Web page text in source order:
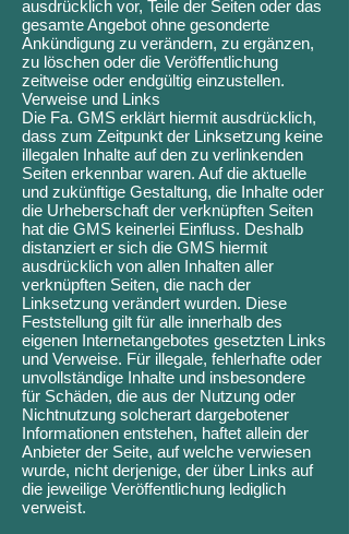
ausdrücklich vor, Teile der Seiten oder das
gesamte Angebot ohne gesonderte
Ankündigung zu verändern, zu ergänzen,
zu löschen oder die Veröffentlichung
zeitweise oder endgültig einzustellen.
Verweise und Links
Die Fa. GMS erklärt hiermit ausdrücklich,
dass zum Zeitpunkt der Linksetzung keine
illegalen Inhalte auf den zu verlinkenden
Seiten erkennbar waren. Auf die aktuelle
und zukünftige Gestaltung, die Inhalte oder
die Urheberschaft der verknüpften Seiten
hat die GMS keinerlei Einfluss. Deshalb
distanziert er sich die GMS hiermit
ausdrücklich von allen Inhalten aller
verknüpften Seiten, die nach der
Linksetzung verändert wurden. Diese
Feststellung gilt für alle innerhalb des
eigenen Internetangebotes gesetzten Links
und Verweise. Für illegale, fehlerhafte oder
unvollständige Inhalte und insbesondere
für Schäden, die aus der Nutzung oder
Nichtnutzung solcherart dargebotener
Informationen entstehen, haftet allein der
Anbieter der Seite, auf welche verwiesen
wurde, nicht derjenige, der über Links auf
die jeweilige Veröffentlichung lediglich
verweist.